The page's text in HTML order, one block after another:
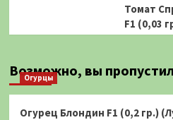
Томат
F1 (0,03
Возможно, вы
Огурцы
Огурец Блондин F1 (0,2 гр.)